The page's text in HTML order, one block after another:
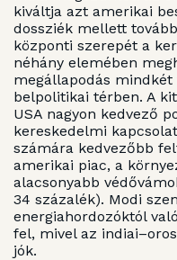
kiváltja azt amerikai
dossziék mellett
központi szerepét a
néhány elemében
megállapodás
belpolitikai térben. A
USA nagyon kedvező
kereskedelmi
számára kedvezőbb
amerikai piac, a
alacsonyabb
34 százalék). Modi
energiahordozóktól
fel, mivel az
jók.